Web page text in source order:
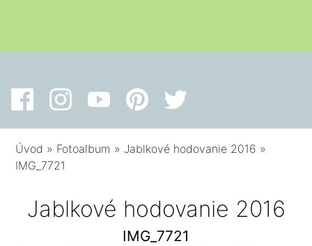
Úvod » Fotoalbum » Jablkové hodovanie 2016 »
IMG_7721
Jablkové hodovanie 2016
IMG_7721